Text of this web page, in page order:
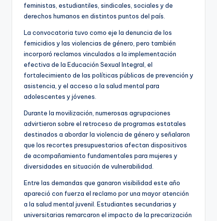
feministas, estudiantiles, sindicales, sociales y de
derechos humanos en distintos puntos del país.
La convocatoria tuvo como eje la denuncia de los
femicidios y las violencias de género, pero también
incorporó reclamos vinculados a la implementación
efectiva de la Educación Sexual Integral, el
fortalecimiento de las políticas públicas de prevención y
asistencia, y el acceso a la salud mental para
adolescentes y jóvenes.
Durante la movilización, numerosas agrupaciones
advirtieron sobre el retroceso de programas estatales
destinados a abordar la violencia de género y señalaron
que los recortes presupuestarios afectan dispositivos
de acompañamiento fundamentales para mujeres y
diversidades en situación de vulnerabilidad.
Entre las demandas que ganaron visibilidad este año
apareció con fuerza el reclamo por una mayor atención
a la salud mental juvenil. Estudiantes secundarias y
universitarias remarcaron el impacto de la precarización